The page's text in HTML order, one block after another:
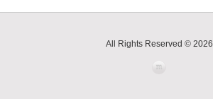
All Rights Reserved © 2026